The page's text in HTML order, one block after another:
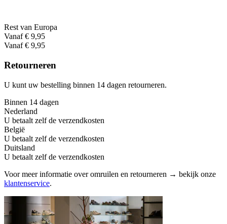
Rest van Europa
Vanaf € 9,95
Vanaf € 9,95
Retourneren
U kunt uw bestelling binnen 14 dagen retourneren.
Binnen 14 dagen
Nederland
U betaalt zelf de verzendkosten
België
U betaalt zelf de verzendkosten
Duitsland
U betaalt zelf de verzendkosten
Voor meer informatie over omruilen en retourneren → bekijk onze
klantenservice.